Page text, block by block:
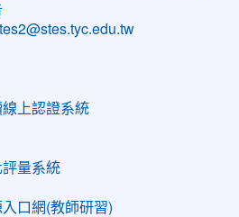
上認證系統
量系統
口網(教師研習)